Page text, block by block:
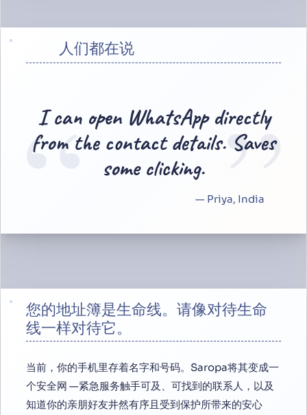
人们都在说
“ ”
I can open WhatsApp directly
from the contact details. Saves
some clicking.
— Priya, India
您的地址簿是生命线。请像对待生命
线一样对待它。
当前，你的手机里存着名字和号码。Saropa将其变成一
个安全网 —紧急服务触手可及、可找到的联系人，以及
知道你的亲朋好友井然有序且受到保护所带来的安心